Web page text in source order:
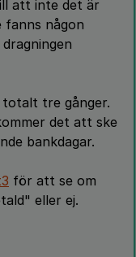
att inte det är
någon
tre gånger.
det att ske
bankdagar.
för att se om
eller ej.